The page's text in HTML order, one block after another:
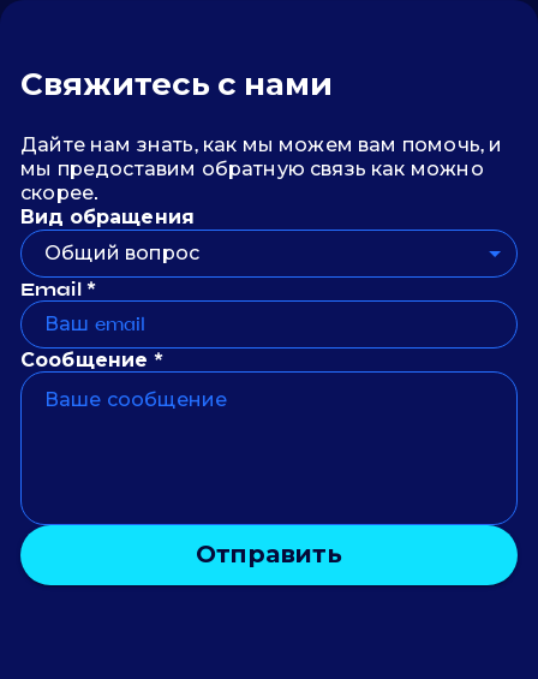
Свяжитесь с нами
Дайте нам знать, как мы можем вам помочь, и
мы предоставим обратную связь как можно
скорее.
Вид обращения
Общий вопрос
Email *
Сообщение *
Отправить